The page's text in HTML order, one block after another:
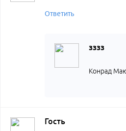
Ответить
зззз
Конрад
Гость